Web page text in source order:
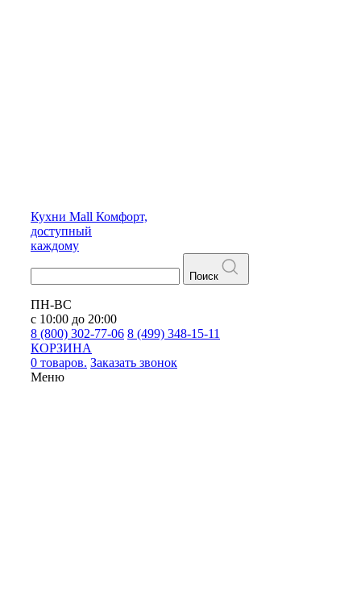
Кухни Mall Комфорт,
доступный
каждому
Поиск
ПН-ВС
с 10:00 до 20:00
8 (800) 302-77-06 8 (499) 348-15-11
КОРЗИНА
0 товаров. Заказать звонок
Меню